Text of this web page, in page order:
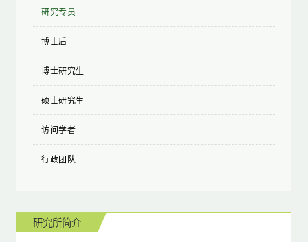
研究专员
博士后
博士研究生
硕士研究生
访问学者
行政团队
研究所简介